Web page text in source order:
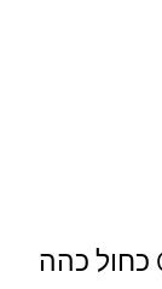
SWAROVSKI עט CRYSTALLINE כחול כהה